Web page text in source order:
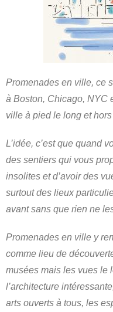
Promenades en ville, ce
à Boston, Chicago, NYC
ville à pied le long et
L’idée, c’est que quand
des sentiers qui vous
insolites et d’avoir des
surtout des lieux
avant sans que rien ne
Promenades en ville y
comme lieu de
musées mais les vues le
l’architecture
arts ouverts à tous, les